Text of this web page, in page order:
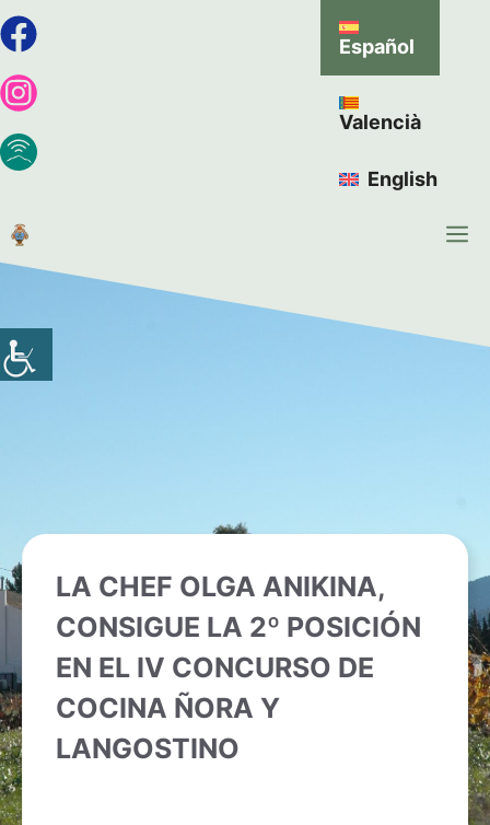
Español
Valencià
English
LA CHEF OLGA ANIKINA,
CONSIGUE LA 2º POSICIÓN
EN EL IV CONCURSO DE
COCINA ÑORA Y
LANGOSTINO